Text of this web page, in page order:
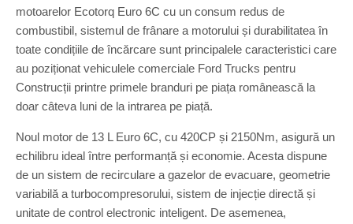
motoarelor Ecotorq Euro 6C cu un consum redus de
combustibil, sistemul de frânare a motorului și durabilitatea în
toate condițiile de încărcare sunt principalele caracteristici care
au poziționat vehiculele comerciale Ford Trucks pentru
Construcții printre primele branduri pe piața românească la
doar câteva luni de la intrarea pe piață.
Noul motor de 13 L Euro 6C, cu 420CP și 2150Nm, asigură un
echilibru ideal între performanță și economie. Acesta dispune
de un sistem de recirculare a gazelor de evacuare, geometrie
variabilă a turbocompresorului, sistem de injecție directă și
unitate de control electronic inteligent. De asemenea,